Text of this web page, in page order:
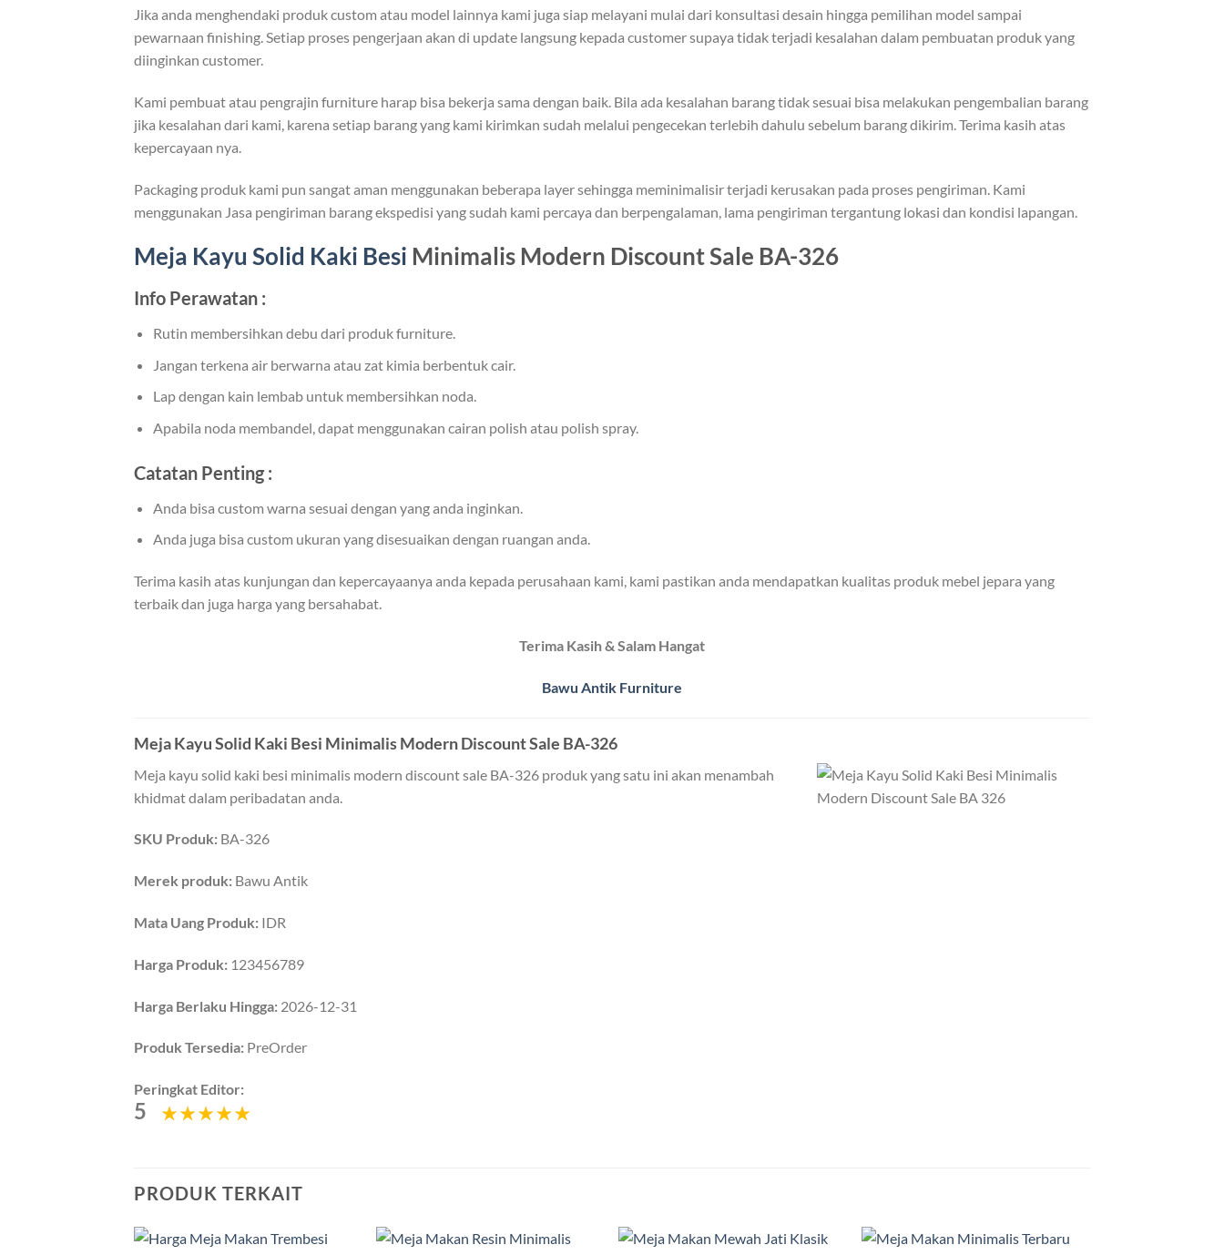
Jika anda menghendaki produk custom atau model lainnya kami juga siap melayani mulai dari konsultasi desain hingga pemilihan model sampai
pewarnaan finishing. Setiap proses pengerjaan akan di update langsung kepada customer supaya tidak terjadi kesalahan dalam pembuatan produk yang
diinginkan customer.
Kami pembuat atau pengrajin furniture harap bisa bekerja sama dengan baik. Bila ada kesalahan barang tidak sesuai bisa melakukan pengembalian barang
jika kesalahan dari kami, karena setiap barang yang kami kirimkan sudah melalui pengecekan terlebih dahulu sebelum barang dikirim. Terima kasih atas
kepercayaan nya.
Packaging produk kami pun sangat aman menggunakan beberapa layer sehingga meminimalisir terjadi kerusakan pada proses pengiriman. Kami
menggunakan Jasa pengiriman barang ekspedisi yang sudah kami percaya dan berpengalaman, lama pengiriman tergantung lokasi dan kondisi lapangan.
Meja Kayu Solid Kaki Besi Minimalis Modern Discount Sale BA-326
Info Perawatan :
Rutin membersihkan debu dari produk furniture.
Jangan terkena air berwarna atau zat kimia berbentuk cair.
Lap dengan kain lembab untuk membersihkan noda.
Apabila noda membandel, dapat menggunakan cairan polish atau polish spray.
Catatan Penting :
Anda bisa custom warna sesuai dengan yang anda inginkan.
Anda juga bisa custom ukuran yang disesuaikan dengan ruangan anda.
Terima kasih atas kunjungan dan kepercayaanya anda kepada perusahaan kami, kami pastikan anda mendapatkan kualitas produk mebel jepara yang
terbaik dan juga harga yang bersahabat.
Terima Kasih & Salam Hangat
Bawu Antik Furniture
Meja Kayu Solid Kaki Besi Minimalis Modern Discount Sale BA-326
Meja kayu solid kaki besi minimalis modern discount sale BA-326 produk yang satu ini akan menambah
khidmat dalam peribadatan anda.
SKU Produk: BA-326
Merek produk: Bawu Antik
Mata Uang Produk: IDR
Harga Produk: 123456789
Harga Berlaku Hingga: 2026-12-31
Produk Tersedia: PreOrder
Peringkat Editor:
5
PRODUK TERKAIT